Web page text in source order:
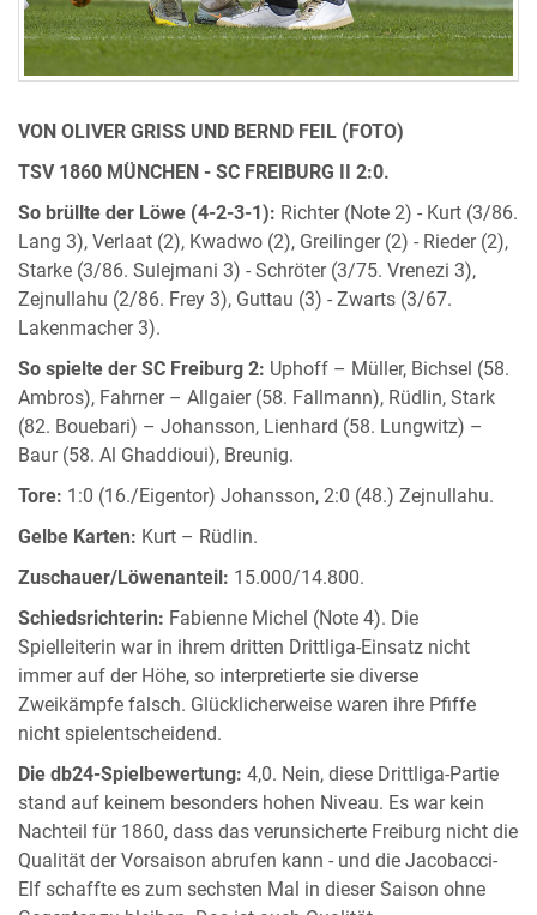
VON OLIVER GRISS UND BERND FEIL (FOTO)
TSV 1860 MÜNCHEN - SC FREIBURG II 2:0.
So brüllte der Löwe (4-2-3-1): Richter (Note 2) - Kurt (3/86.
Lang 3), Verlaat (2), Kwadwo (2), Greilinger (2) - Rieder (2),
Starke (3/86. Sulejmani 3) - Schröter (3/75. Vrenezi 3),
Zejnullahu (2/86. Frey 3), Guttau (3) - Zwarts (3/67.
Lakenmacher 3).
So spielte der SC Freiburg 2: Uphoff – Müller, Bichsel (58.
Ambros), Fahrner – Allgaier (58. Fallmann), Rüdlin, Stark
(82. Bouebari) – Johansson, Lienhard (58. Lungwitz) –
Baur (58. Al Ghaddioui), Breunig.
Tore: 1:0 (16./Eigentor) Johansson, 2:0 (48.) Zejnullahu.
Gelbe Karten: Kurt – Rüdlin.
Zuschauer/Löwenanteil: 15.000/14.800.
Schiedsrichterin: Fabienne Michel (Note 4). Die
Spielleiterin war in ihrem dritten Drittliga-Einsatz nicht
immer auf der Höhe, so interpretierte sie diverse
Zweikämpfe falsch. Glücklicherweise waren ihre Pfiffe
nicht spielentscheidend.
Die db24-Spielbewertung: 4,0. Nein, diese Drittliga-Partie
stand auf keinem besonders hohen Niveau. Es war kein
Nachteil für 1860, dass das verunsicherte Freiburg nicht die
Qualität der Vorsaison abrufen kann - und die Jacobacci-
Elf schaffte es zum sechsten Mal in dieser Saison ohne